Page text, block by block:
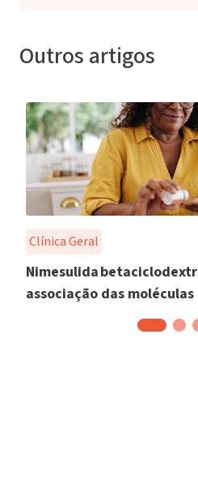
Outros artigos
Clínica Geral
Nimesulida
associação das moléculas